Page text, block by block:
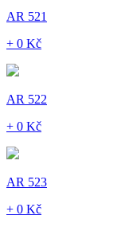
AR 521
+ 0 Kč
AR 522
+ 0 Kč
AR 523
+ 0 Kč